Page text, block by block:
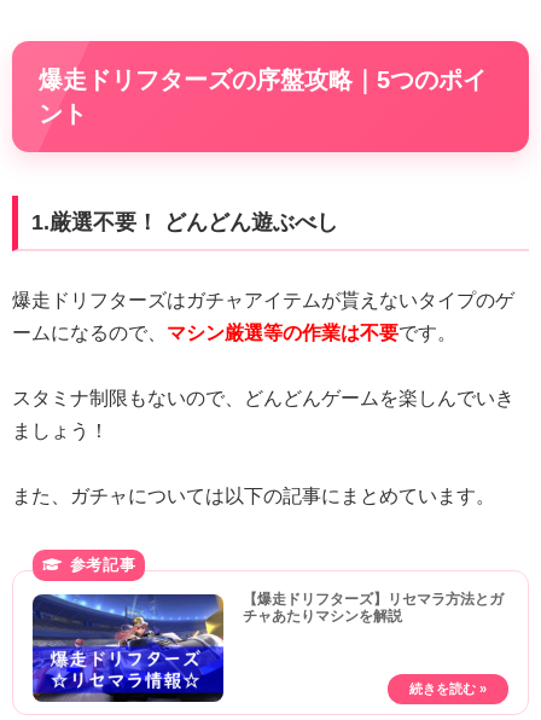
爆走ドリフターズの序盤攻略｜5つのポイ
ント
1.厳選不要！ どんどん遊ぶべし
爆走ドリフターズはガチャアイテムが貰えないタイプのゲ
ームになるので、 マシン厳選等の作業は不要です。
スタミナ制限もないので、どんどんゲームを楽しんでいき
ましょう！
また、ガチャについては以下の記事にまとめています。
【爆走ドリフターズ】リセマラ方法とガ
チャあたりマシンを解説